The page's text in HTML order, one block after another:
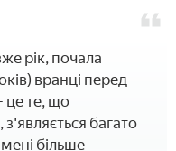
рік, почала
вранці перед
це те, що
багато
більше